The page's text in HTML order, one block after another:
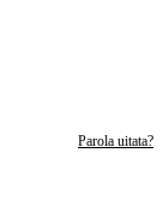
Parola uitata?